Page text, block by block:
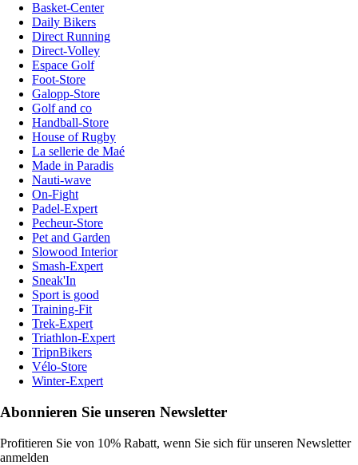
Basket-Center
Daily Bikers
Direct Running
Direct-Volley
Espace Golf
Foot-Store
Galopp-Store
Golf and co
Handball-Store
House of Rugby
La sellerie de Maé
Made in Paradis
Nauti-wave
On-Fight
Padel-Expert
Pecheur-Store
Pet and Garden
Slowood Interior
Smash-Expert
Sneak'In
Sport is good
Training-Fit
Trek-Expert
Triathlon-Expert
TripnBikers
Vélo-Store
Winter-Expert
Abonnieren Sie unseren Newsletter
Profitieren Sie von 10% Rabatt, wenn Sie sich für unseren Newsletter
anmelden